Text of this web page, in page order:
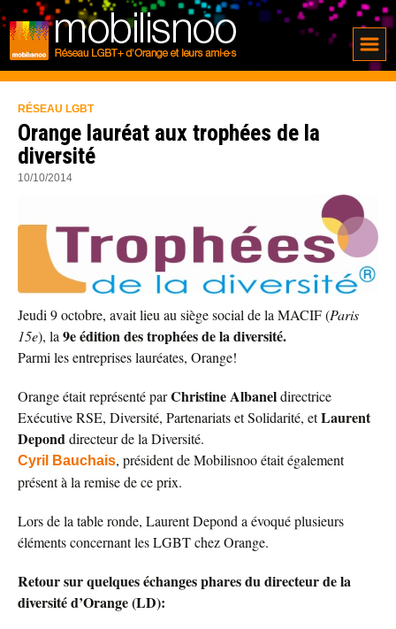
RÉSEAU LGBT
Orange lauréat aux trophées de la
diversité
10/10/2014
Jeudi 9 octobre, avait lieu au siège social de la MACIF (Paris
15e), la9e édition des trophées de la diversité.
Parmi les entreprises lauréates, Orange!
Orange était représenté parChristine Albaneldirectrice
Exécutive RSE, Diversité, Partenariats et Solidarité, etLaurent
Deponddirecteur de la Diversité.
Cyril Bauchais, président de Mobilisnoo était également
présent à la remise de ce prix.
Lors de la table ronde, Laurent Depond a évoqué plusieurs
éléments concernant les LGBT chez Orange.
Retour sur quelques échanges phares du directeur de la
diversité d’Orange (LD):